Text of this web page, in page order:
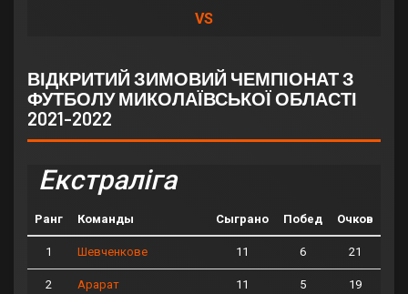
VS
ВІДКРИТИЙ ЗИМОВИЙ ЧЕМПІОНАТ З
ФУТБОЛУ МИКОЛАЇВСЬКОЇ ОБЛАСТІ
2021-2022
Екстраліга
Ранг Команды Сыграно Побед Очков
1 Шевченкове 11 6 21
2 Арарат 11 5 19